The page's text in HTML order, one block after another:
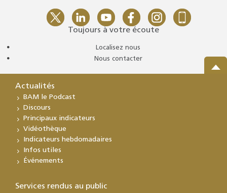
Toujours à votre écoute
Localisez nous
Nous contacter
Actualités
BAM le Podcast
Discours
Principaux indicateurs
Vidéothèque
Indicateurs hebdomadaires
Infos utiles
Événements
Services rendus au public